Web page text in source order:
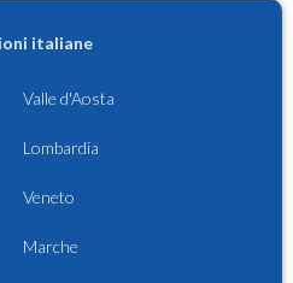
italiane
Valle d'Aosta
Lombardia
Veneto
Marche